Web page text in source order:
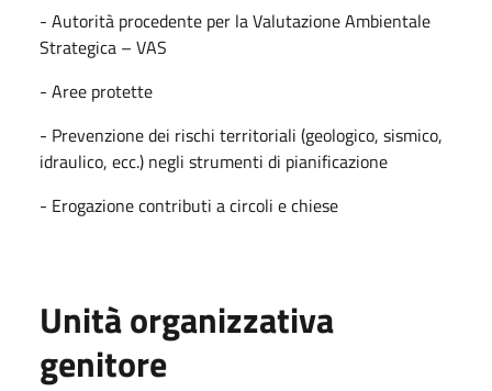
- Autorità procedente per la Valutazione Ambientale
Strategica – VAS
- Aree protette
- Prevenzione dei rischi territoriali (geologico, sismico,
idraulico, ecc.) negli strumenti di pianificazione
- Erogazione contributi a circoli e chiese
Unità organizzativa
genitore